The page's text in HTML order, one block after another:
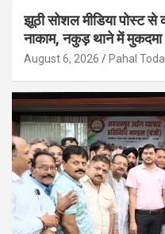
झूठी सोशल मीडिया पोस्ट से
नाकाम, नकुड़ थाने में मुकदमा
August 6, 2026 Pahal